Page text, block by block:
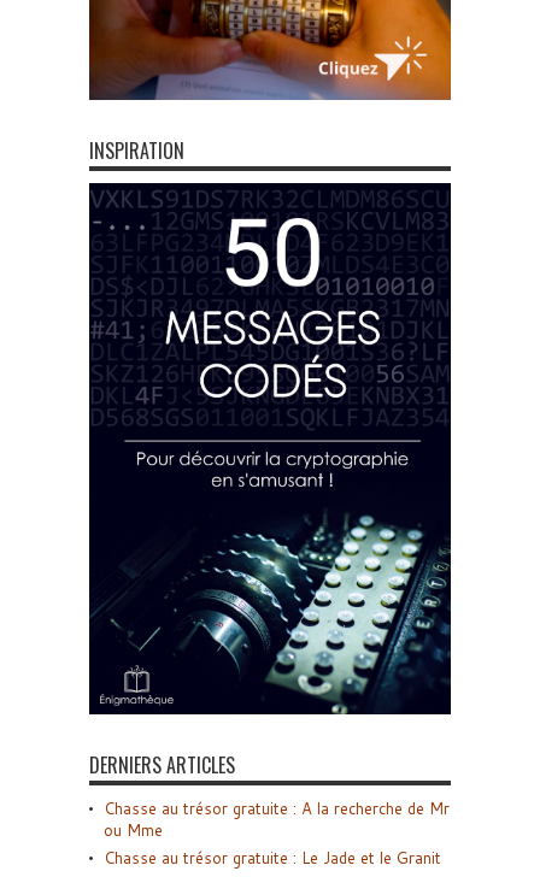
INSPIRATION
DERNIERS ARTICLES
Chasse au trésor gratuite : A la recherche de Mr
ou Mme
Chasse au trésor gratuite : Le Jade et le Granit